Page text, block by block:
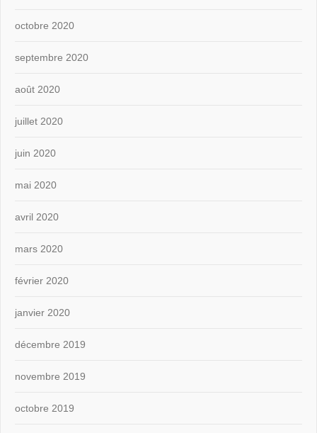
octobre 2020
septembre 2020
août 2020
juillet 2020
juin 2020
mai 2020
avril 2020
mars 2020
février 2020
janvier 2020
décembre 2019
novembre 2019
octobre 2019